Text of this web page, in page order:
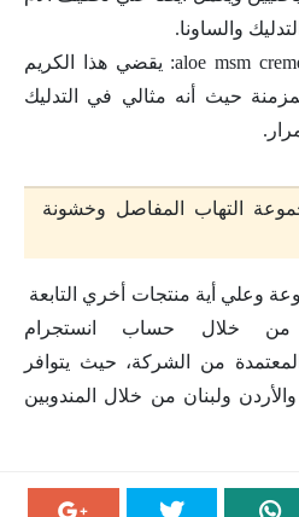
والساونا.
كريم الو ام اس ام aloe msm creme: يقضي هذا الكريم
حيث أنه مثالي في التدليك
التهاب المفاصل وخشونة
وعلي أية منتجات أخري التابعة
من خلال حساب انستجرام
من الشركة، حيث يتوافر
ولبنان من خلال المندوبين